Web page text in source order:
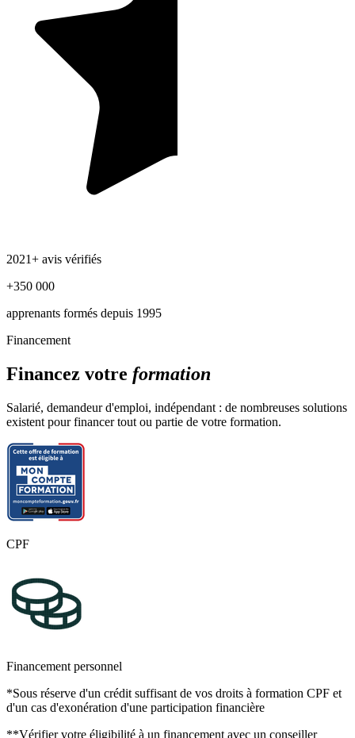
2021+ avis vérifiés
+350 000
apprenants formés depuis 1995
Financement
Financez votre formation
Salarié, demandeur d'emploi, indépendant : de nombreuses solutions
existent pour financer tout ou partie de votre formation.
CPF
Financement personnel
*Sous réserve d'un crédit suffisant de vos droits à formation CPF et
d'un cas d'exonération d'une participation financière
**Vérifier votre éligibilité à un financement avec un conseiller